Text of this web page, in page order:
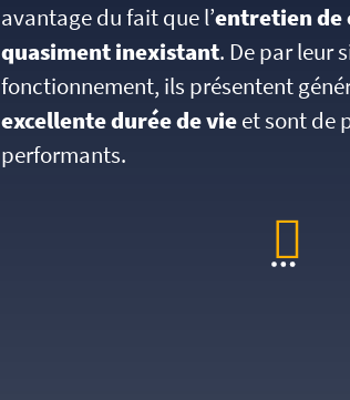
avantage du fait que l’entretien de
quasiment inexistant. De par leur
fonctionnement, ils présentent
excellente durée de vieet sont de
performants.